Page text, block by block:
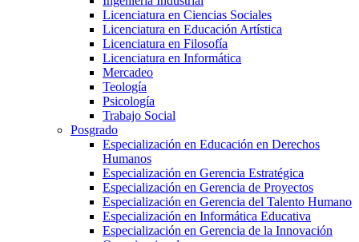
Licenciatura en Ciencias Sociales
Licenciatura en Educación Artística
Licenciatura en Filosofía
Licenciatura en Informática
Mercadeo
Teología
Psicología
Trabajo Social
Posgrado
Especialización en Educación en Derechos
Humanos
Especialización en Gerencia Estratégica
Especialización en Gerencia de Proyectos
Especialización en Gerencia del Talento Humano
Especialización en Informática Educativa
Especialización en Gerencia de la Innovación